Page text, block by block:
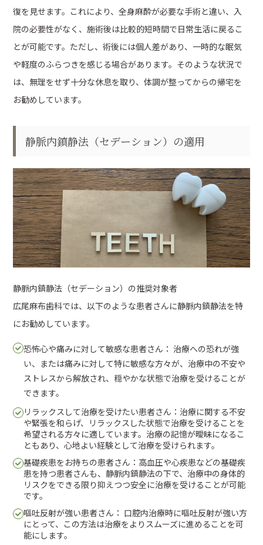
復を見せます。これにより、全身麻酔が必要な手術と違い、入
院の必要性がなく、施術後は比較的短時間で日常生活に戻るこ
とが可能です。ただし、術後には個人差があり、一時的な眠気
や軽度のふらつきを感じる場合があります。そのような状況で
は、無理をせず十分な休息を取り、体調が整ってからの帰宅を
お勧めしています。
静脈内鎮静法（セデーション）の適用
静脈内鎮静法（セデーション）の推奨対象者
広尾麻布歯科では、以下のような患者さんに静脈内鎮静法を特
にお勧めしています。
恐怖心や痛みに対して敏感な患者さん： 治療への恐れが強
い、または痛みに対して特に敏感な方々が、治療中の不安や
ストレスから解放され、穏やかな状態で治療を受けることが
できます。
リラックスして治療を受けたい患者さん：治療に関する不安
や緊張を和らげ、リラックスした状態で治療を受けることを
希望される方々に適しています。治療の記憶が曖昧になるこ
ともあり、心地よい経験として治療を受けられます。
基礎疾患をお持ちの患者さん：高血圧や心疾患などの基礎疾
患を持つ患者さんも、静脈内鎮静法の下で、治療中の身体的
リスクをできる限り抑えつつ安全に治療を受けることが可能
です。
嘔吐反射が強い患者さん： 口腔内治療時に嘔吐反射が強い方
にとって、この方法は治療をよりスムーズに進めることを可
能にします。